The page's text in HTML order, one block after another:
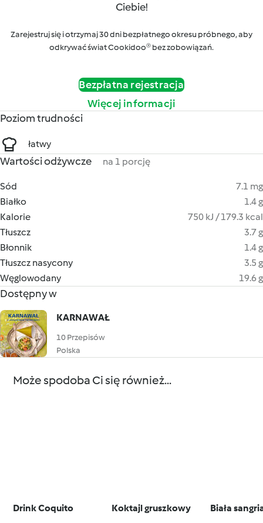
Ciebie!
Zarejestruj się i otrzymaj 30 dni bezpłatnego okresu próbnego, aby
odkrywać świat Cookidoo® bez zobowiązań.
Bezpłatna rejestracja
Więcej informacji
Poziom trudności
łatwy
Wartości odżywcze na 1 porcję
Sód
7.1 mg
Białko
1.4 g
Kalorie
750 kJ / 179.3 kcal
Tłuszcz
3.7 g
Błonnik
1.4 g
Tłuszcz nasycony
3.5 g
Węglowodany
19.6 g
Dostępny w
KARNAWAŁ
10 Przepisów
Polska
Może spodoba Ci się również...
Drink Coquito Koktajl gruszkowy Biała